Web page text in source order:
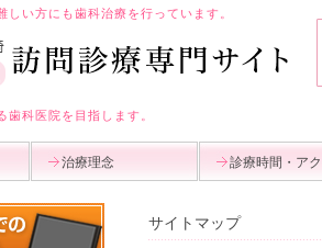
しい方にも歯科治療を行っています。
歯科医院を目指します。
治療理念 診療時間・ア
サイトマップ